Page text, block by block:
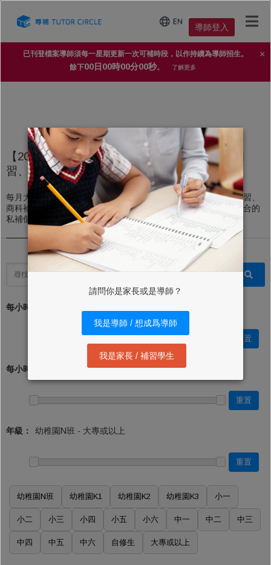
導師登入
×
已刊登檔案導師須每一星期更新一次可補時段，以作持續為導師招生。
餘下00日00時00分00秒。 了解更多
×
請問你是家長或是導師？
我是導師 / 想成爲導師
我是家長 / 補習學生
【2025年家長導師信賴 No.1 補習平台】上門補
習、私人補習個案
每月大量上門補習、私人補習個案，不論DSE文科補習、理科補習、
商科補習，還是高中、初中、小學補習，導師都能即時配對到適合的
私補個案。
每小時學費 (最低)：*
重置
每小時學費 (最高)：
重置
年級：
重置
幼稚園N班 幼稚園K1 幼稚園K2 幼稚園K3 小一
小二 小三 小四 小五 小六 中一 中二 中三
中四 中五 中六 自修生 大專或以上